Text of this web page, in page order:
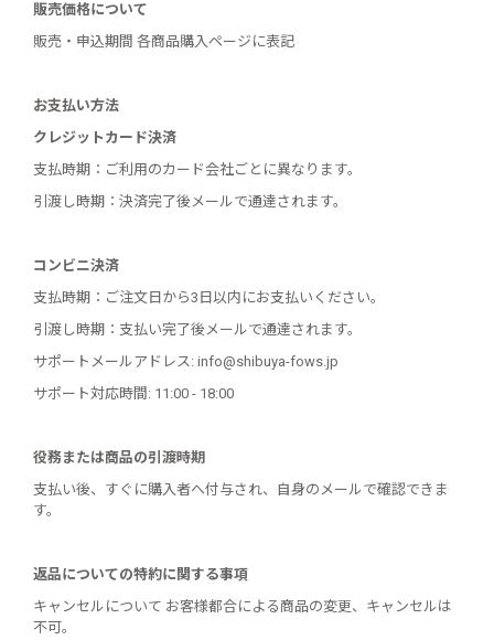
販売価格について
販売・申込期間 各商品購入ページに表記
お支払い方法
クレジットカード決済
支払時期：ご利用のカード会社ごとに異なります。
引渡し時期：決済完了後メールで通達されます。
コンビニ決済
支払時期：ご注文日から3日以内にお支払いください。
引渡し時期：支払い完了後メールで通達されます。
サポートメールアドレス: info@shibuya-fows.jp
サポート対応時間: 11:00 - 18:00
役務または商品の引渡時期
支払い後、すぐに購入者へ付与され、自身のメールで確認できま
す。
返品についての特約に関する事項
キャンセルについて お客様都合による商品の変更、キャンセルは
不可。